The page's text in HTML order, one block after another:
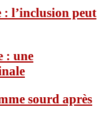
l’inclusion peut
: une
sourd après